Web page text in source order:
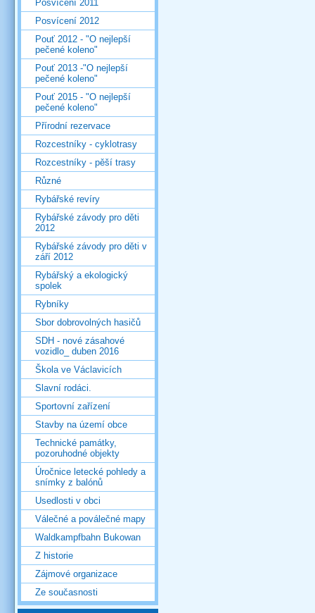
Posvícení 2011
Posvícení 2012
Pouť 2012 - "O nejlepší
pečené koleno"
Pouť 2013 -"O nejlepší
pečené koleno"
Pouť 2015 - "O nejlepší
pečené koleno"
Přírodní rezervace
Rozcestníky - cyklotrasy
Rozcestníky - pěší trasy
Různé
Rybářské revíry
Rybářské závody pro děti
2012
Rybářské závody pro děti v
září 2012
Rybářský a ekologický
spolek
Rybníky
Sbor dobrovolných hasičů
SDH - nové zásahové
vozidlo_ duben 2016
Škola ve Václavicích
Slavní rodáci.
Sportovní zařízení
Stavby na území obce
Technické památky,
pozoruhodné objekty
Úročnice letecké pohledy a
snímky z balónů
Usedlosti v obci
Válečné a poválečné mapy
Waldkampfbahn Bukowan
Z historie
Zájmové organizace
Ze současnosti